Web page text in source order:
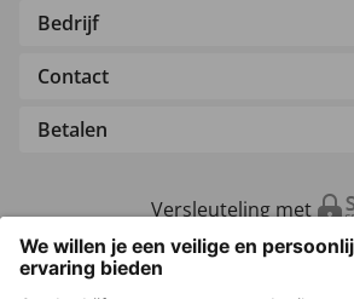
Bedrijf
Contact
Betalen
Versleuteling met